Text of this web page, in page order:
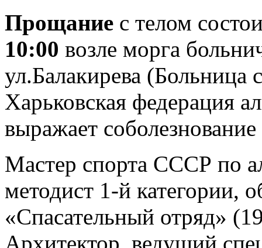
Прощание с телом
10:00 возле морга
ул.Балакирева
Харьковская федерация
выражает
Мастер спорта СССР по
методист 1-й категории,
«Спасательный отряд»
Архитектор, ведущий